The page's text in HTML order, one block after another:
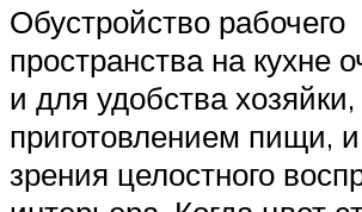
Обустройство рабочего
пространства на кухне
и для удобства хозяйки,
приготовлением пищи, и
зрения целостного